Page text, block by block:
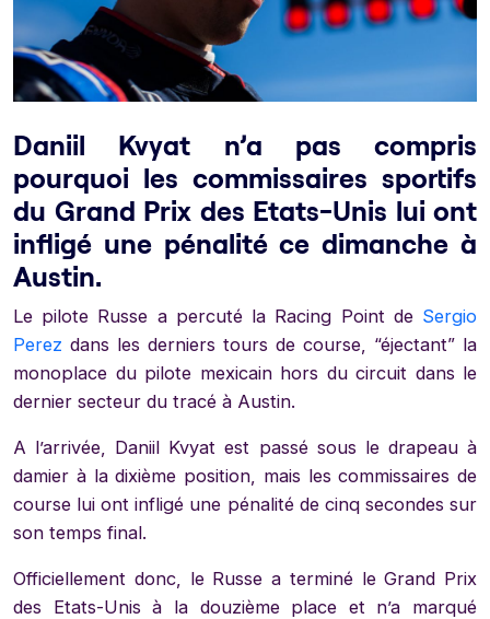
Daniil Kvyat n’a pas compris
pourquoi les commissaires sportifs
du Grand Prix des Etats-Unis lui ont
infligé une pénalité ce dimanche à
Austin.
Le pilote Russe a percuté la Racing Point de Sergio
Perez dans les derniers tours de course, “éjectant” la
monoplace du pilote mexicain hors du circuit dans le
dernier secteur du tracé à Austin.
A l’arrivée, Daniil Kvyat est passé sous le drapeau à
damier à la dixième position, mais les commissaires de
course lui ont infligé une pénalité de cinq secondes sur
son temps final.
Officiellement donc, le Russe a terminé le Grand Prix
des Etats-Unis à la douzième place et n’a marqué